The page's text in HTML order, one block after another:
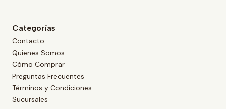
Categorías
Contacto
Quienes Somos
Cómo Comprar
Preguntas Frecuentes
Términos y Condiciones
Sucursales